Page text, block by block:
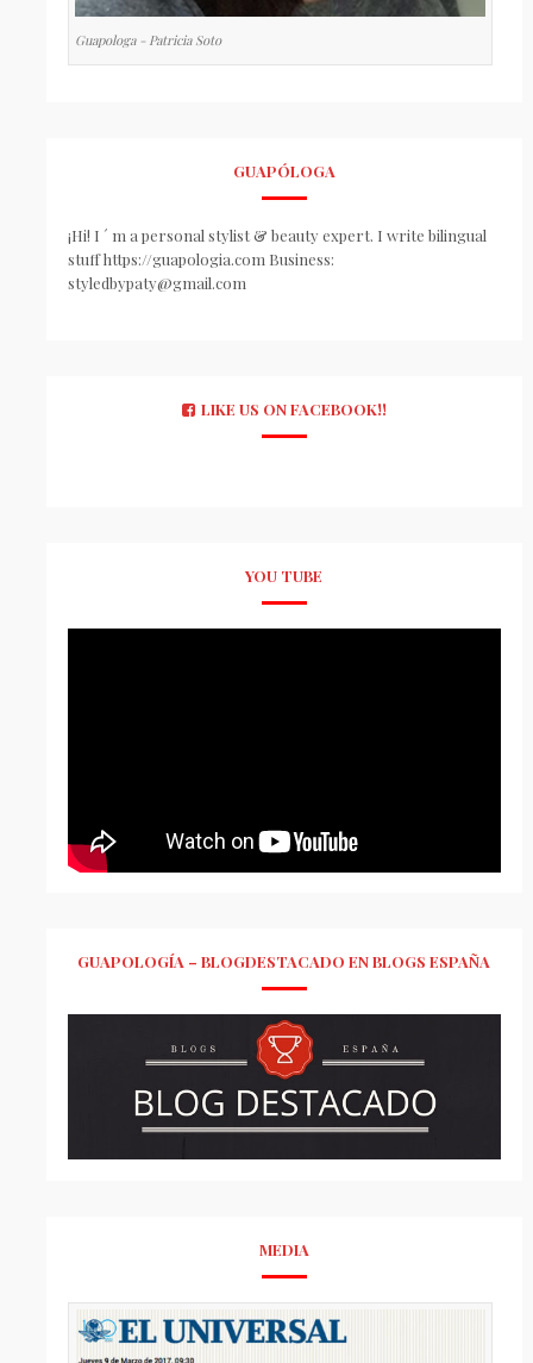
Guapologa - Patricia Soto
GUAPÓLOGA
¡Hi! I ´ m a personal stylist & beauty expert. I write bilingual
stuff https://guapologia.com Business:
styledbypaty@gmail.com
LIKE US ON FACEBOOK!!
YOU TUBE
GUAPOLOGÍA – BLOGDESTACADO EN BLOGS ESPAÑA
MEDIA